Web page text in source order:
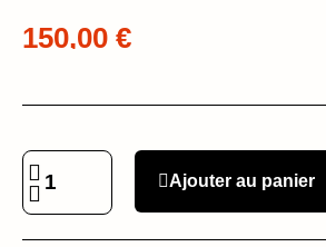
150,00 €
Ajouter au panier